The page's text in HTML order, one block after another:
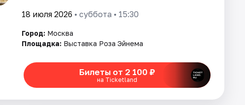
18 июля 2026 • суббота • 15:30
Город: Москва
Площадка: Выставка Роза Эйнема
Билеты от 2 100 ₽
на Ticketland